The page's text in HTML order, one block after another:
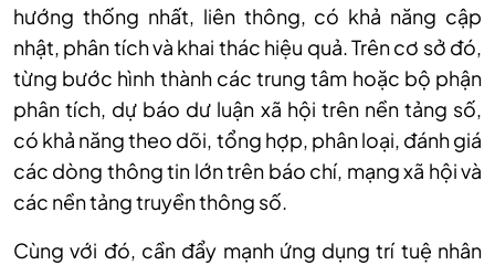
hướng thống nhất, liên thông, có khả năng cập
nhật, phân tích và khai thác hiệu quả. Trên cơ sở đó,
từng bước hình thành các trung tâm hoặc bộ phận
phân tích, dự báo dư luận xã hội trên nền tảng số,
có khả năng theo dõi, tổng hợp, phân loại, đánh giá
các dòng thông tin lớn trên báo chí, mạng xã hội và
các nền tảng truyền thông số.
Cùng với đó, cần đẩy mạnh ứng dụng trí tuệ nhân